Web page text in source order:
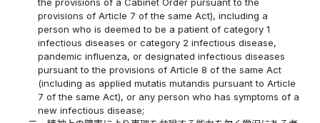
provisions of Article 7 of the same Act), including a
person who is deemed to be a patient of category 1
infectious diseases or category 2 infectious disease,
pandemic influenza, or designated infectious diseases
pursuant to the provisions of Article 8 of the same Act
(including as applied mutatis mutandis pursuant to Article
7 of the same Act), or any person who has symptoms of a
new infectious disease;